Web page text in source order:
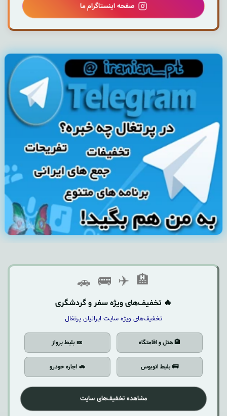
صفحه اینستاگرام ما
🏨
✈️
🚌
🚗
🔥 تخفیف‌های ویژه سفر و گردشگری
تخفیف‌های ویژه سایت ایرانیان پرتغال
🏨 هتل و اقامتگاه 🎫 بلیط پرواز
🚌 بلیط اتوبوس 🚗 اجاره خودرو
مشاهده تخفیف‌های سایت